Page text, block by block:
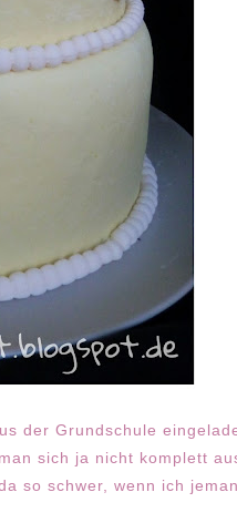
der Grundschule
sich ja nicht komplett
so schwer, wenn ich